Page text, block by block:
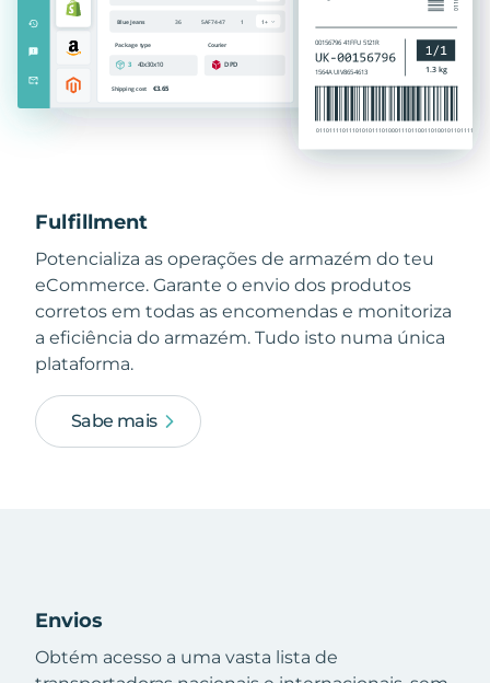
Fulfillment
Potencializa as operações de armazém do teu
eCommerce. Garante o envio dos produtos
corretos em todas as encomendas e monitoriza
a eficiência do armazém. Tudo isto numa única
plataforma.
Sabe mais
Envios
Obtém acesso a uma vasta lista de